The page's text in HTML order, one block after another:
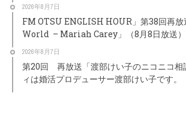
2026年8月7日
FM OTSU ENGLISH HOUR」第38回再
World – Mariah Carey」（8月8日放送）
2026年8月7日
第20回 再放送「渡部けい子のニコニコ相
ィは婚活プロデューサー渡部けい子です。